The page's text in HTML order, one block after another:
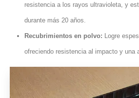
resistencia a los rayos ultravioleta, y
durante más 20 años.
Recubrimientos en polvo: Logre
ofreciendo resistencia al impacto y una